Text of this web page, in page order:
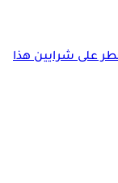
على شرايين هذا